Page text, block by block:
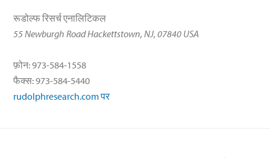
रूडोल्फ रिसर्च एनालिटिकल
55 Newburgh Road Hackettstown, NJ, 07840 USA
फ़ोन: 973-584-1558
फैक्स: 973-584-5440
rudolphresearch.com पर